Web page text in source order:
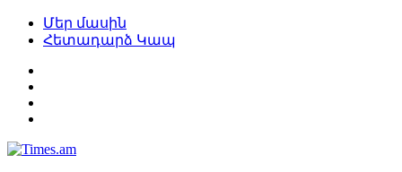
Մեր մասին
Հետադարձ Կապ